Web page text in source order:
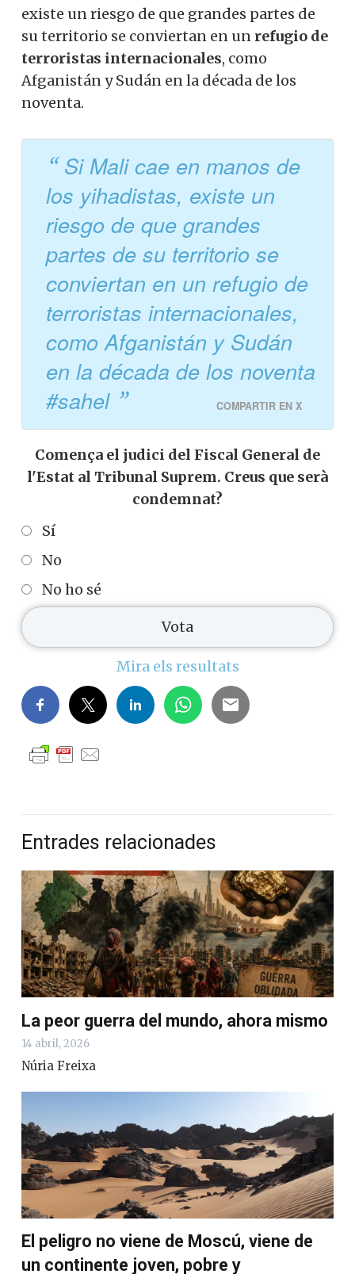
existe un riesgo de que grandes partes de
su territorio se conviertan en un refugio de
terroristas internacionales, como
Afganistán y Sudán en la década de los
noventa.
Si Mali cae en manos de
los yihadistas, existe un
riesgo de que grandes
partes de su territorio se
conviertan en un refugio de
terroristas internacionales,
como Afganistán y Sudán
en la década de los noventa
#sahel
COMPARTIR EN X
Comença el judici del Fiscal General de
l'Estat al Tribunal Suprem. Creus que serà
condemnat?
Sí
No
No ho sé
Mira els resultats
Entrades relacionades
La peor guerra del mundo, ahora mismo
14 abril, 2026
Núria Freixa
El peligro no viene de Moscú, viene de
un continente joven, pobre y